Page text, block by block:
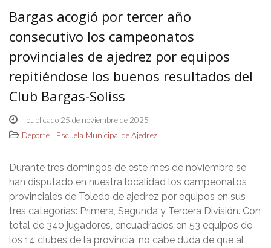
Bargas acogió por tercer año
consecutivo los campeonatos
provinciales de ajedrez por equipos
repitiéndose los buenos resultados del
Club Bargas-Soliss
publicado 25 de noviembre de 2025
Deporte , Escuela Municipal de Ajedrez
Durante tres domingos de este mes de noviembre se
han disputado en nuestra localidad los campeonatos
provinciales de Toledo de ajedrez por equipos en sus
tres categorías: Primera, Segunda y Tercera División. Con
total de 340 jugadores, encuadrados en 53 equipos de
los 14 clubes de la provincia, no cabe duda de que al